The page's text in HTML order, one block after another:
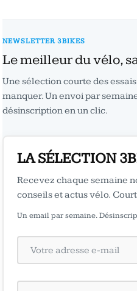
NEWSLETTER 3BIKES
Le meilleur du vélo,
Une sélection courte des
manquer. Un envoi par
désinscription en un clic.
LA SÉLECTION
Recevez chaque semaine
conseils et actus vélo.
Un email par semaine.